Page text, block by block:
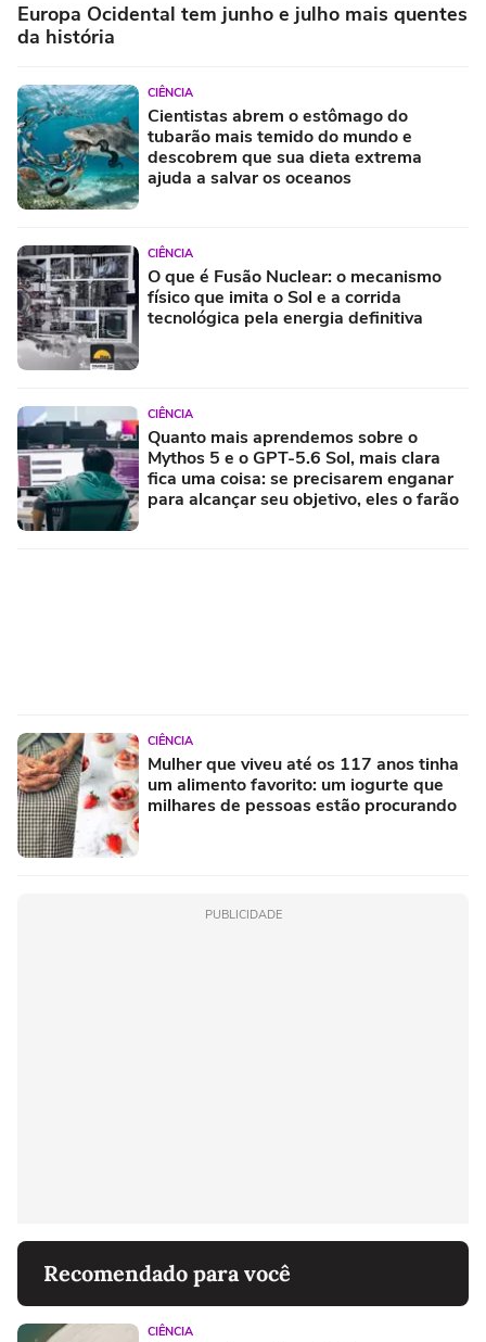
Europa Ocidental tem junho e julho mais quentes
da história
CIÊNCIA
Cientistas abrem o estômago do
tubarão mais temido do mundo e
descobrem que sua dieta extrema
ajuda a salvar os oceanos
CIÊNCIA
O que é Fusão Nuclear: o mecanismo
físico que imita o Sol e a corrida
tecnológica pela energia definitiva
CIÊNCIA
Quanto mais aprendemos sobre o
Mythos 5 e o GPT-5.6 Sol, mais clara
fica uma coisa: se precisarem enganar
para alcançar seu objetivo, eles o farão
CIÊNCIA
Mulher que viveu até os 117 anos tinha
um alimento favorito: um iogurte que
milhares de pessoas estão procurando
PUBLICIDADE
Recomendado para você
CIÊNCIA